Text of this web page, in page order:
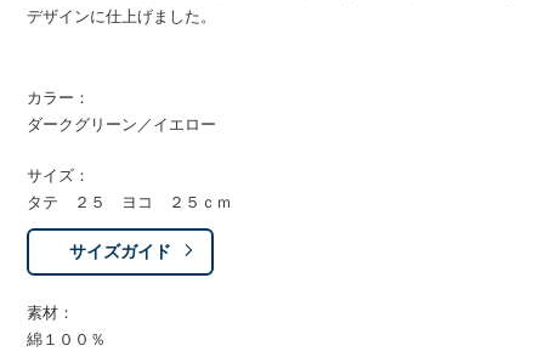
デザインに仕上げました。
カラー：
ダークグリーン／イエロー
サイズ：
タテ ２５ ヨコ ２５ｃｍ
サイズガイド
素材：
綿１００％